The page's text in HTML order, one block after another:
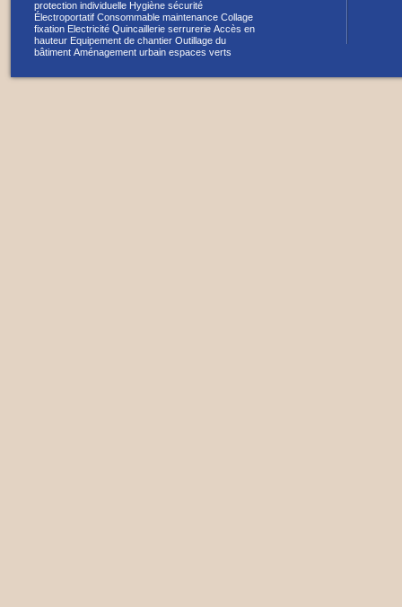
protection individuelle Hygiène sécurité
Électroportatif Consommable maintenance Collage
fixation Electricité Quincaillerie serrurerie Accès en
hauteur Equipement de chantier Outillage du
bâtiment Aménagement urbain espaces verts